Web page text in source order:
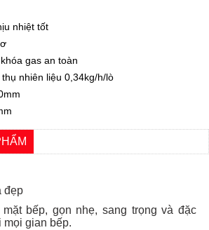
nhiệt tốt
gas an toàn
nhiên liệu 0,34kg/h/lò
đẹp
bếp, gọn nhẹ, sang trọng và đặc
gian bếp.